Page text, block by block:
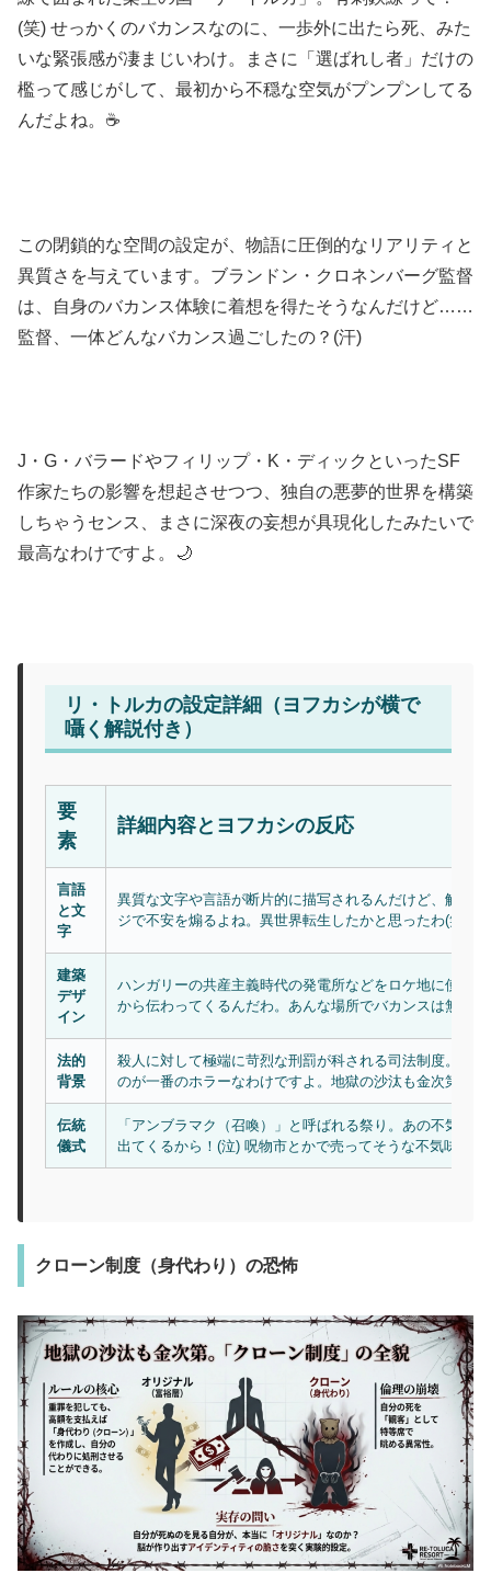
(笑) せっかくのバカンスなのに、一歩外に出たら死、みた
いな緊張感が凄まじいわけ。まさに「選ばれし者」だけの
檻って感じがして、最初から不穏な空気がプンプンしてる
んだよね。☕
この閉鎖的な空間の設定が、物語に圧倒的なリアリティと
異質さを与えています。ブランドン・クロネンバーグ監督
は、自身のバカンス体験に着想を得たそうなんだけど……
監督、一体どんなバカンス過ごしたの？(汗)
J・G・バラードやフィリップ・K・ディックといったSF
作家たちの影響を想起させつつ、独自の悪夢的世界を構築
しちゃうセンス、まさに深夜の妄想が具現化したみたいで
最高なわけですよ。🌙
リ・トルカの設定詳細（ヨフカシが横で
囁く解説付き）
要
素
詳細内容とヨフカシの反応
言語
と文
字
異質な文字や言語が断片的に描写されるんだけど、解説
ジで不安を煽るよね。異世界転生したかと思ったわ(笑)。
建築
デザ
イン
ハンガリーの共産主義時代の発電所などをロケ地に使用
から伝わってくるんだわ。あんな場所でバカンスは無理ゲ
法的
背景
殺人に対して極端に苛烈な刑罰が科される司法制度。で
のが一番のホラーなわけですよ。地獄の沙汰も金次第って
伝統
儀式
「アンブラマク（召喚）」と呼ばれる祭り。あの不気味
出てくるから！(泣) 呪物市とかで売ってそうな不気味さ
クローン制度（身代わり）の恐怖